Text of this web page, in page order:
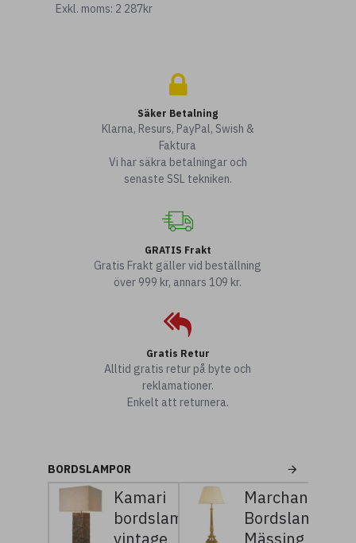
Exkl. moms: 2 287kr
Säker Betalning
Klarna, Resurs, PayPal, Swish &
Faktura
Vi har säkra betalningar och
senaste SSL tekniken.
GRATIS Frakt
Gratis Frakt gäller vid beställning
över 999 kr, annars 109 kr.
Gratis Retur
Alltid gratis retur på byte och
reklamationer.
Enkelt att returnera.
BORDSLAMPOR
Kamari
bordslampa
vintage
Marchand
Bordslampa
Mässing